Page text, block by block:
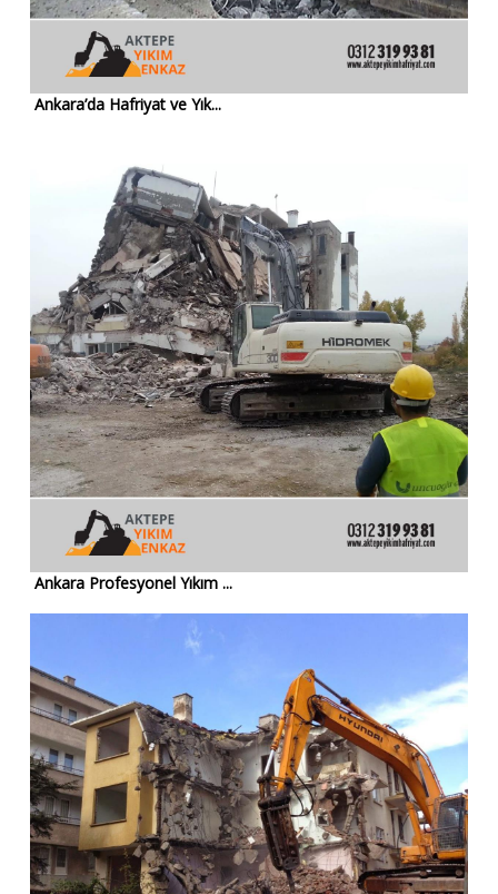
Ankara’da Hafriyat ve Yık...
Ankara Profesyonel Yıkım ...